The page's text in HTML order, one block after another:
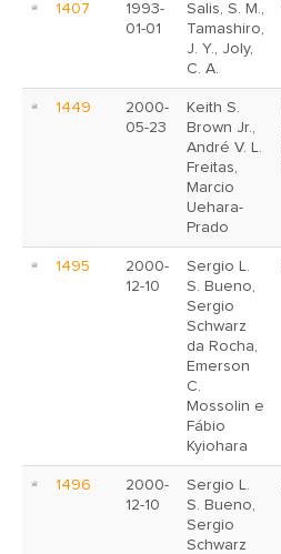
1407
1993-
01-01
Salis, S. M.,
Tamashiro,
J. Y., Joly,
C. A.
1449
2000-
05-23
Keith S.
Brown Jr.,
André V. L.
Freitas,
Marcio
Uehara-
Prado
1495
2000-
12-10
Sergio L.
S. Bueno,
Sergio
Schwarz
da Rocha,
Emerson
C.
Mossolin e
Fábio
Kyiohara
1496
2000-
12-10
Sergio L.
S. Bueno,
Sergio
Schwarz